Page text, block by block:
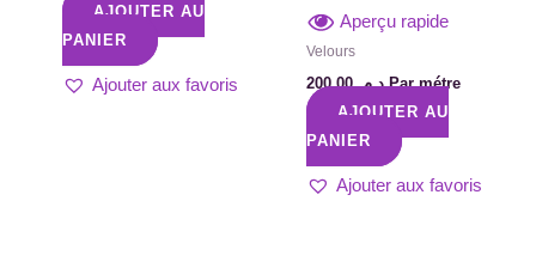
AJOUTER AU
PANIER
Ajouter aux favoris
Aperçu rapide
Velours
د.م.200,00
Par métre
AJOUTER AU
PANIER
Ajouter aux favoris